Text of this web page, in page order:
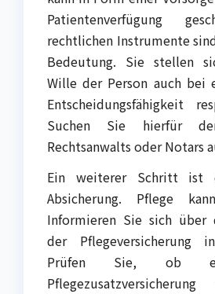
Patientenverfügung
rechtlichen Instrumente
Bedeutung. Sie stellen
Wille der Person auch bei
Entscheidungsfähigkeit
Suchen Sie hierfür
Rechtsanwalts oder Notars
Ein weiterer Schritt ist
Absicherung. Pflege
Informieren Sie sich über
der Pflegeversicherung
Prüfen Sie, ob